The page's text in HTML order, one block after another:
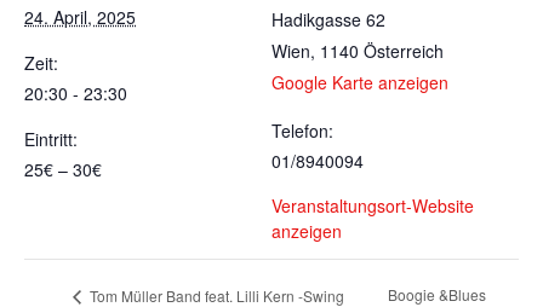
24. April, 2025
Zeit:
20:30 - 23:30
Eintritt:
25€ – 30€
Hadikgasse 62
Wien, 1140 Österreich
Google Karte anzeigen
Telefon:
01/8940094
Veranstaltungsort-Website
anzeigen
Tom Müller Band feat. Lilli Kern -Swing
Boogie &Blues